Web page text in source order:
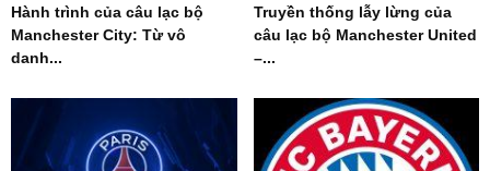
Hành trình của câu lạc bộ
Manchester City: Từ vô
danh...
Truyền thống lẫy lừng của
câu lạc bộ Manchester United
–...